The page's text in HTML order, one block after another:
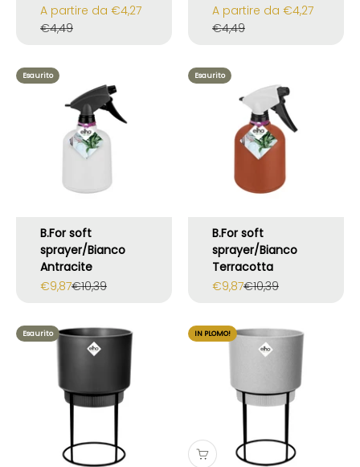
Prezzo scontato
A partire da €4,27
Prezzo
€4,49
Prezzo scontato
A partire da €4,27
Prezzo
€4,49
Esaurito
B.For soft
sprayer/Bianco
Antracite
Prezzo scontato
€9,87Prezzo
€10,39
Esaurito
B.For soft
sprayer/Bianco
Terracotta
Prezzo scontato
€9,87Prezzo
€10,39
Esaurito IN PLOMO!